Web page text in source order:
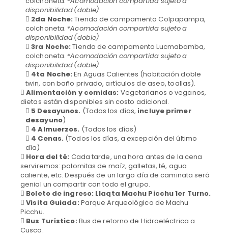
disponibilidad (doble)
2da Noche: Tienda de campamento Colpapampa,
colchoneta.*Acomodación compartida sujeto a
disponibilidad (doble)
3ra Noche: Tienda de campamento Lucmabamba,
colchoneta.*Acomodación compartida sujeto a
disponibilidad (doble)
4ta Noche:En Aguas Calientes (habitación doble
twin, con baño privado, artículos de aseo, toallas).
Alimentación y comidas: Vegetarianos o veganos,
dietas están disponibles sin costo adicional.
5 Desayunos. (Todos los días, incluye primer
desayuno)
4 Almuerzos. (Todos los días)
4 Cenas. (Todos los días, a excepción del último
día)
Hora del té: Cada tarde, una hora antes de la cena
serviremos: palomitas de maíz, galletas, té, agua
caliente, etc. Después de un largo día de caminata será
genial un compartir con todo el grupo.
Boleto de ingreso: Llaqta Machu Picchu 1er Turno.
Visita Guiada: Parque Arqueológico de Machu
Picchu.
Bus Turístico: Bus de retorno de Hidroeléctrica a
Cusco.